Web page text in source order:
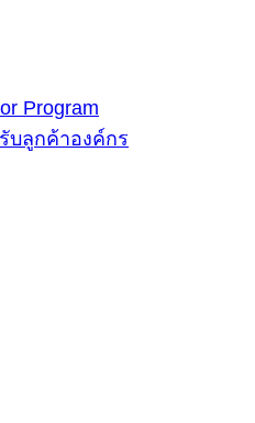
Program
บลูกค้าองค์กร